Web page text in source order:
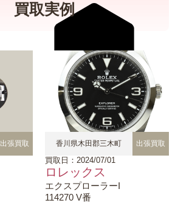
買取実例
出張買取 香川県木田郡三木町 出張買取
買取日：2024/07/01
ロレックス
エクスプローラーI
114270 V番